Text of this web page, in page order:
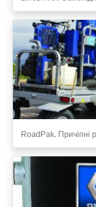
RoadPak. Причіпні